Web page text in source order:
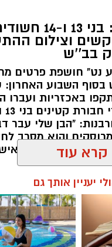
ולוחמי המשמר
מכות על
שתי תפיסות
במסגרת פעילות סמויה
מג"ב יחד עם
בצומת בית קמה.
בעזרתה של
פרסום ראשון: בני 13 ו-14
וצילום
בב''ש
נט" חושפת פרטים
השבוע האחרון:
כבני 15 הותקפו באכזריות
"הבן שלי עבר
והוא מסרב
ספורים: צפוי כתב
קרא עוד
יעניין אותך גם